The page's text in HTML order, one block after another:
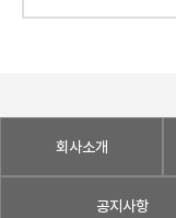
회사소개
공지사항